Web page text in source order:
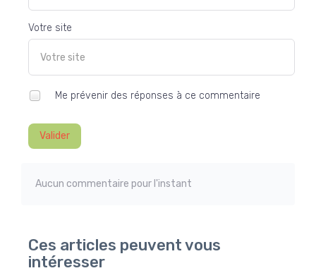
Votre site
Me prévenir des réponses à ce commentaire
Valider
Aucun commentaire pour l'instant
Ces articles peuvent vous
intéresser